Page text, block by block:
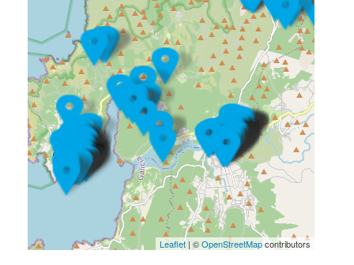
Leaflet| ©OpenStreetMapcontributors